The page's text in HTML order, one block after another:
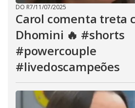
DO R7/11/07/2025
Carol comenta treta
Dhomini 🔥 #shorts
#powercouple
#livedoscampeões